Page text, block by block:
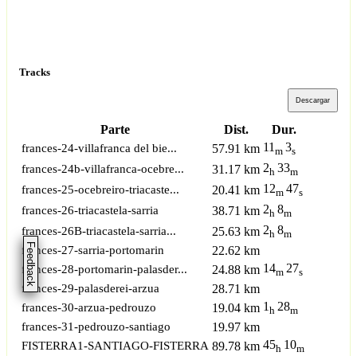
Feedback
Tracks
Descargar
Parte Dist. Dur.
frances-24-villafranca del bie... 57.91 km 11 m 3s
frances-24b-villafranca-ocebre... 31.17 km 2h 33m
frances-25-ocebreiro-triacaste... 20.41 km 12m 47s
frances-26-triacastela-sarria 38.71 km 2h 8m
frances-26B-triacastela-sarria... 25.63 km 2h 8m
frances-27-sarria-portomarin 22.62 km
frances-28-portomarin-palasder... 24.88 km 14m 27s
frances-29-palasderei-arzua 28.71 km
frances-30-arzua-pedrouzo 19.04 km 1 h 28m
frances-31-pedrouzo-santiago 19.97 km
FISTERRA1-SANTIAGO-FISTERRA 89.78 km 45h 10m